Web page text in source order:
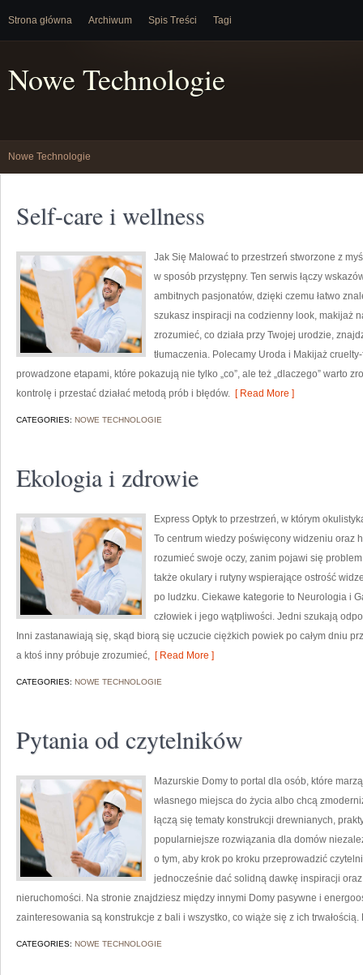
Strona główna Archiwum Spis Treści Tagi
Nowe Technologie
Nowe Technologie
Self-care i wellness
Jak Się Malować to przestrzeń stworzone z
w sposób przystępny. Ten serwis łączy
ambitnych pasjonatów, dzięki czemu łatwo
szukasz inspiracji na codzienny look, makijaż
zrozumieć, co działa przy Twojej urodzie,
tłumaczenia. Polecamy Uroda i Makijaż
prowadzone etapami, które pokazują nie tylko „co”, ale też „dlaczego” warto
kontrolę i przestać działać metodą prób i błędów. [ Read More ]
CATEGORIES: NOWE TECHNOLOGIE
Ekologia i zdrowie
Express Optyk to przestrzeń, w którym
To centrum wiedzy poświęcony widzeniu oraz
rozumieć swoje oczy, zanim pojawi się
także okulary i rutyny wspierające ostrość
po ludzku. Ciekawe kategorie to Neurologia i
człowiek i jego wątpliwości. Jedni szukają
Inni zastanawiają się, skąd biorą się uczucie ciężkich powiek po całym dniu
a ktoś inny próbuje zrozumieć, [ Read More ]
CATEGORIES: NOWE TECHNOLOGIE
Pytania od czytelników
Mazurskie Domy to portal dla osób, które
własnego miejsca do życia albo chcą
łączą się tematy konstrukcji drewnianych,
popularniejsze rozwiązania dla domów
o tym, aby krok po kroku przeprowadzić
jednocześnie dać solidną dawkę inspiracji
nieruchomości. Na stronie znajdziesz między innymi Domy pasywne i
zainteresowania są konstrukcje z bali i wszystko, co wiąże się z ich trwałością.
CATEGORIES: NOWE TECHNOLOGIE